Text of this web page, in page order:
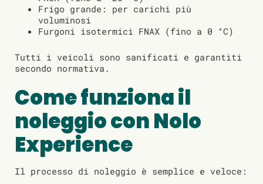
Frigo grande: per carichi più
voluminosi
Furgoni isotermici FNAX (fino a 0 °C)
Tutti i veicoli sono sanificati e garantiti
secondo normativa.
Come funziona il
noleggio con Nolo
Experience
Il processo di noleggio è semplice e veloce: